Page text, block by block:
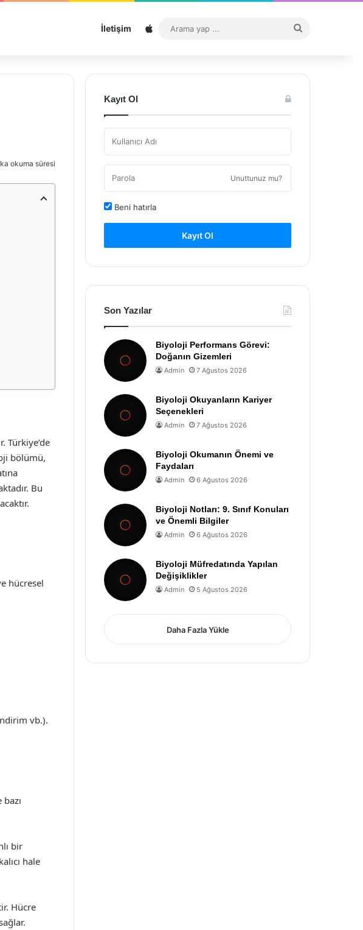
İletişim Sitemap
...
okuma süresi
Türkiye’de
bölümü,
Bu
hücresel
vb.).
bir
hale
Hücre
Kayıt Ol
Unuttunuz mu?
Beni hatırla
Kayıt Ol
Son Yazılar
Biyoloji Performans Görevi:
Doğanın Gizemleri
Admin 7 Ağustos 2026
Biyoloji Okuyanların Kariyer
Seçenekleri
Admin 7 Ağustos 2026
Biyoloji Okumanın Önemi ve
Faydaları
Admin 6 Ağustos 2026
Biyoloji Notları: 9. Sınıf Konuları
ve Önemli Bilgiler
Admin 6 Ağustos 2026
Biyoloji Müfredatında Yapılan
Değişiklikler
Admin 5 Ağustos 2026
Daha Fazla Yükle